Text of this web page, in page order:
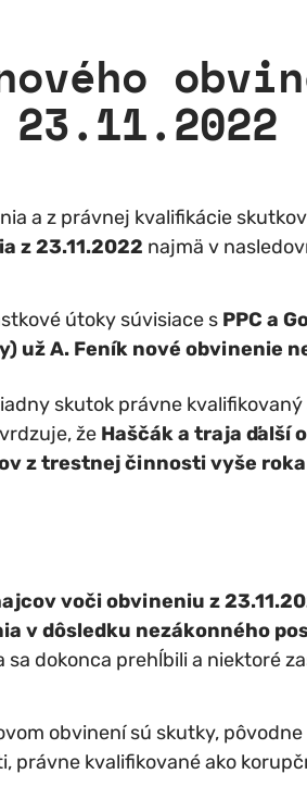
a z právnej kvalifikácie
z 23.11.2022 najmä v
útoky súvisiace s PPC a
už A. Feník nové obvinenie
skutok právne
že Haščák a traja ďalší
z trestnej činnosti vyše
voči obvineniu z
v dôsledku nezákonného
dokonca prehĺbili a niektoré
obvinení sú skutky,
právne kvalifikované ako